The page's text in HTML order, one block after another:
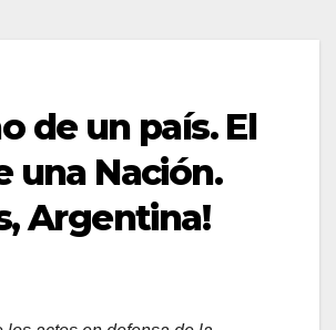
de un país. El
una Nación.
Argentina!